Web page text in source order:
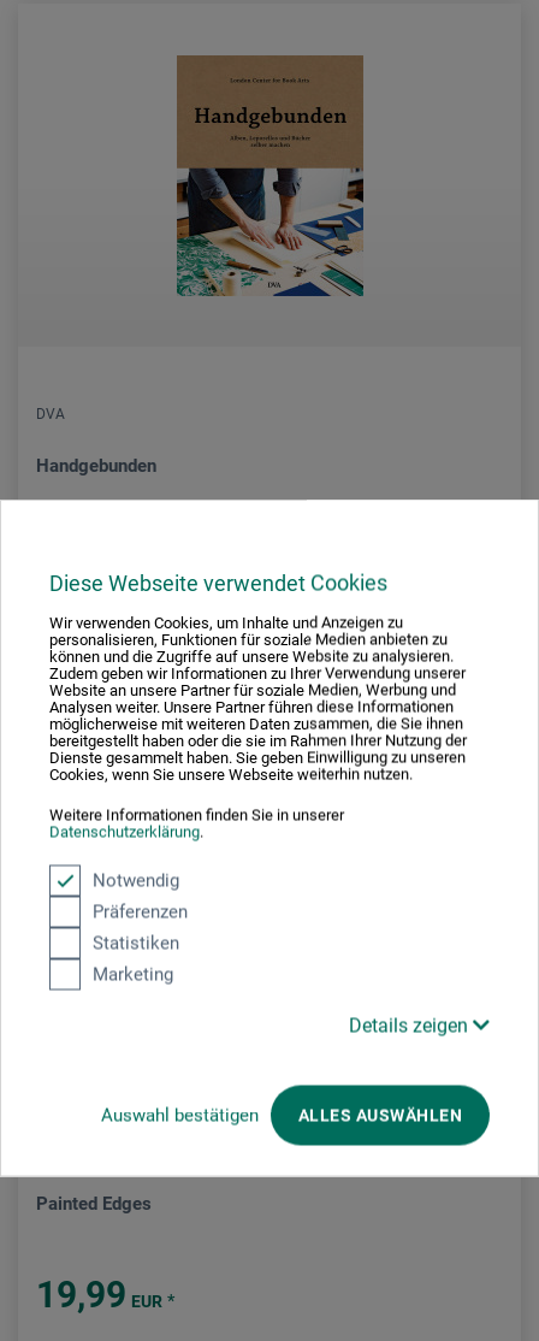
Diese Webseite verwendet Cookies
Wir verwenden Cookies, um Inhalte und Anzeigen zu
personalisieren, Funktionen für soziale Medien anbieten zu
können und die Zugriffe auf unsere Website zu analysieren.
Zudem geben wir Informationen zu Ihrer Verwendung unserer
Website an unsere Partner für soziale Medien, Werbung und
Analysen weiter. Unsere Partner führen diese Informationen
möglicherweise mit weiteren Daten zusammen, die Sie ihnen
bereitgestellt haben oder die sie im Rahmen Ihrer Nutzung der
Dienste gesammelt haben. Sie geben Einwilligung zu unseren
Cookies, wenn Sie unsere Webseite weiterhin nutzen.
Weitere Informationen finden Sie in unserer
Datenschutzerklärung.
Notwendig
Präferenzen
Statistiken
Marketing
Details zeigen
Auswahl bestätigen ALLES AUSWÄHLEN
DVA
Handgebunden
zzgl. Versandkosten
Painted Edges
19,99 EUR *